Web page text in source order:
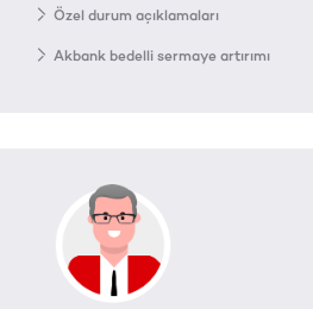
Özel durum açıklamaları
Akbank bedelli sermaye artırımı